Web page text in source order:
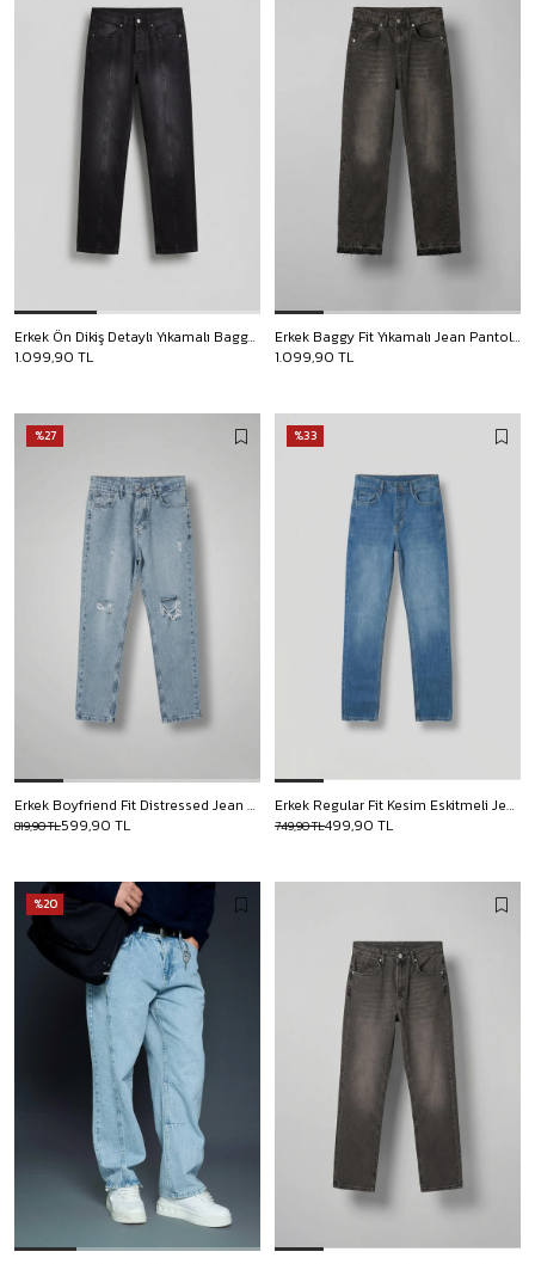
Erkek Ön Dikiş Detaylı Yıkamalı Baggy Jean Siyah
1.099,90 TL
Erkek Baggy Fit Yıkamalı Jean Pantolon Kahverengi
1.099,90 TL
%27
Erkek Boyfriend Fit Distressed Jean Mavi
599,90 TL
819,90 TL
%33
Erkek Regular Fit Kesim Eskitmeli Jean Pantolon Mavi
499,90 TL
749,90 TL
%20